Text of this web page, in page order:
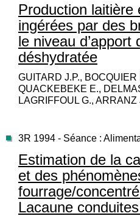
Production laitière
ingérées par des
le niveau d’apport
déshydratée
GUITARD J.P.,
QUACKEBEKE E.,
LAGRIFFOUL G., ARRANZ
3R 1994 - Séance :
Estimation de la
et des
fourrage/
Lacaune